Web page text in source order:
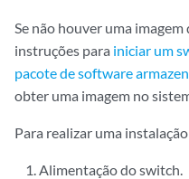
Se não houver uma imagem
instruções para iniciar um
pacote de software
obter uma imagem no
Para realizar uma
Alimentação do switch.